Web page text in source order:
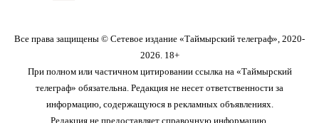
Все права защищены © Сетевое издание «Таймырский телеграф», 2020-
2026. 18+
При полном или частичном цитировании ссылка на «Таймырский
телеграф» обязательна. Редакция не несет ответственности за
информацию, содержащуюся в рекламных объявлениях.
Редакция не предоставляет справочную информацию.